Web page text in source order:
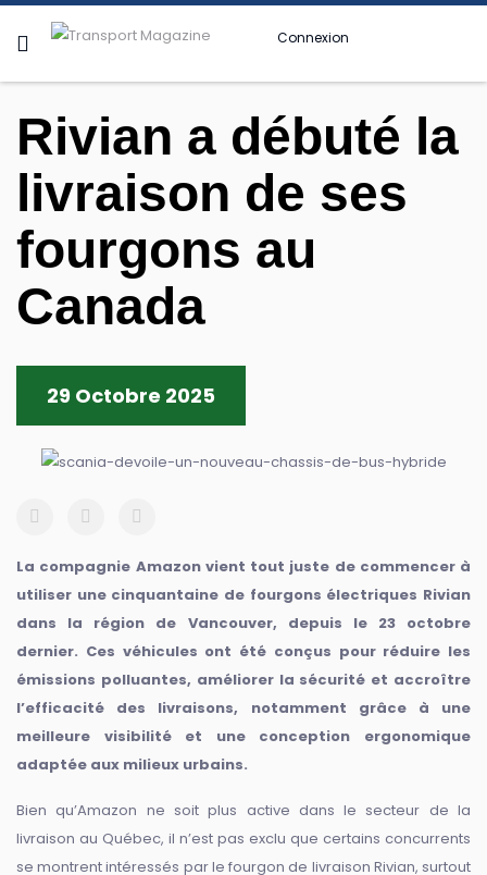
Connexion
Rivian a débuté la
livraison de ses
fourgons au
Canada
29 Octobre 2025
La compagnie Amazon vient tout juste de commencer à
utiliser une cinquantaine de fourgons électriques Rivian
dans la région de Vancouver, depuis le 23 octobre
dernier. Ces véhicules ont été conçus pour réduire les
émissions polluantes, améliorer la sécurité et accroître
l’efficacité des livraisons, notamment grâce à une
meilleure visibilité et une conception ergonomique
adaptée aux milieux urbains.
Bien qu’Amazon ne soit plus active dans le secteur de la
livraison au Québec, il n’est pas exclu que certains concurrents
se montrent intéressés par le fourgon de livraison Rivian, surtout